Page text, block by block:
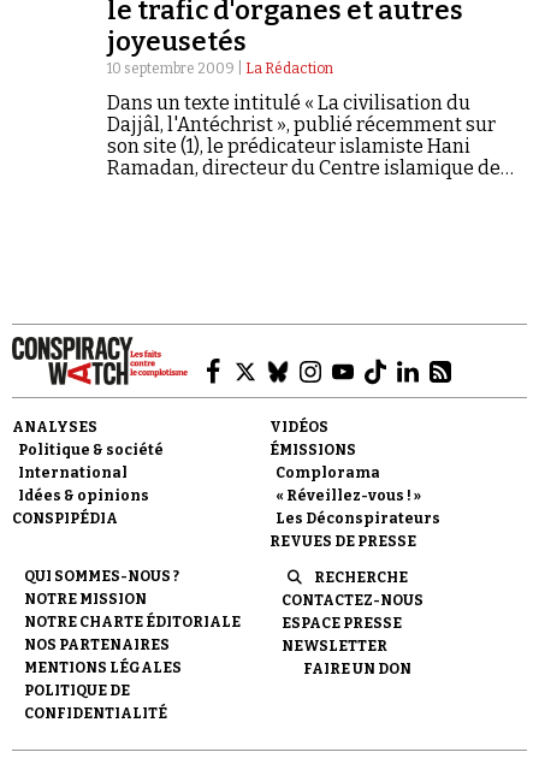
Demander à Vera
le trafic d'organes et autres
joyeusetés
10 septembre 2009 | La Rédaction
Dans un texte intitulé « La civilisation du
Dajjâl, l'Antéchrist », publié récemment sur
son site (1), le prédicateur islamiste Hani
Ramadan, directeur du Centre islamique de
ANALYSES
Politique & société
International
Idées & opinions
CONSPIPÉDIA
VIDÉOS
ÉMISSIONS
Complorama
« Réveillez-vous ! »
Les Déconspirateurs
REVUES DE PRESSE
QUI SOMMES-NOUS ?
NOTRE MISSION
NOTRE CHARTE ÉDITORIALE
NOS PARTENAIRES
MENTIONS LÉGALES
POLITIQUE DE
CONFIDENTIALITÉ
RECHERCHE
CONTACTEZ-NOUS
ESPACE PRESSE
NEWSLETTER
FAIRE UN DON